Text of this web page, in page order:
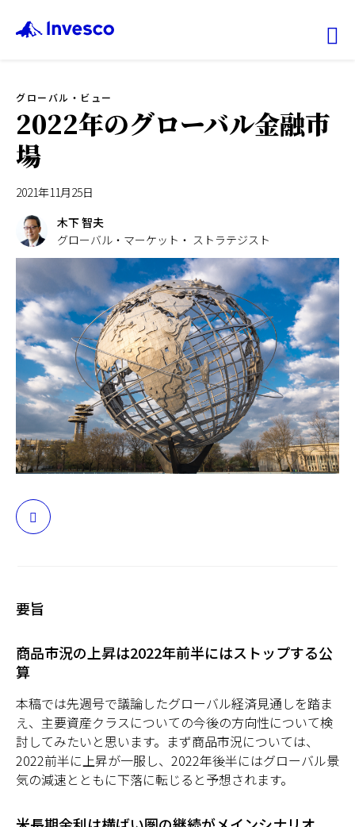
ファンド情報
マーケット情報
会社情報
機関投資家
日本
グローバル・ビュー
2022年のグローバル金融市
場
2021年11月25日
木下 智夫
グローバル・マーケット・ ストラテジスト
要旨
商品市況の上昇は2022年前半にはストップする公
算
本稿では先週号で議論したグローバル経済見通しを踏ま
え、主要資産クラスについての今後の方向性について検
討してみたいと思います。まず商品市況については、
2022前半に上昇が一服し、2022年後半にはグローバル景
気の減速とともに下落に転じると予想されます。